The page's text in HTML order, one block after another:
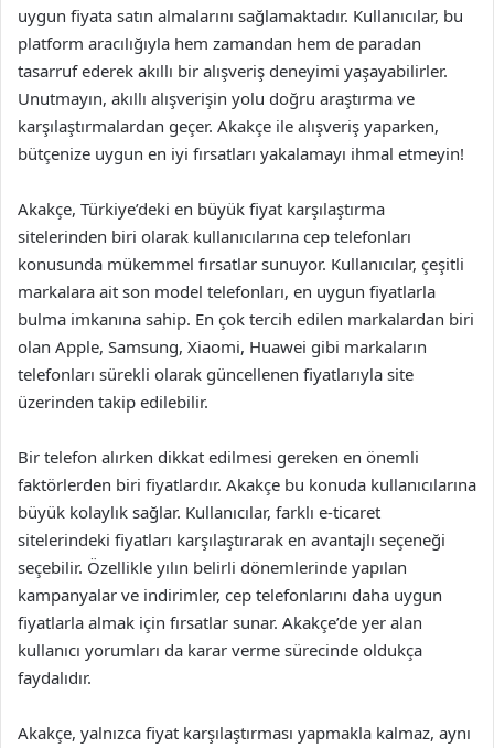
uygun fiyata satın almalarını sağlamaktadır. Kullanıcılar, bu
platform aracılığıyla hem zamandan hem de paradan
tasarruf ederek akıllı bir alışveriş deneyimi yaşayabilirler.
Unutmayın, akıllı alışverişin yolu doğru araştırma ve
karşılaştırmalardan geçer. Akakçe ile alışveriş yaparken,
bütçenize uygun en iyi fırsatları yakalamayı ihmal etmeyin!
Akakçe, Türkiye’deki en büyük fiyat karşılaştırma
sitelerinden biri olarak kullanıcılarına cep telefonları
konusunda mükemmel fırsatlar sunuyor. Kullanıcılar, çeşitli
markalara ait son model telefonları, en uygun fiyatlarla
bulma imkanına sahip. En çok tercih edilen markalardan biri
olan Apple, Samsung, Xiaomi, Huawei gibi markaların
telefonları sürekli olarak güncellenen fiyatlarıyla site
üzerinden takip edilebilir.
Bir telefon alırken dikkat edilmesi gereken en önemli
faktörlerden biri fiyatlardır. Akakçe bu konuda kullanıcılarına
büyük kolaylık sağlar. Kullanıcılar, farklı e-ticaret
sitelerindeki fiyatları karşılaştırarak en avantajlı seçeneği
seçebilir. Özellikle yılın belirli dönemlerinde yapılan
kampanyalar ve indirimler, cep telefonlarını daha uygun
fiyatlarla almak için fırsatlar sunar. Akakçe’de yer alan
kullanıcı yorumları da karar verme sürecinde oldukça
faydalıdır.
Akakçe, yalnızca fiyat karşılaştırması yapmakla kalmaz, aynı